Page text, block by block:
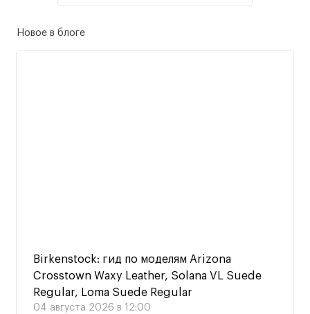
Новое в блоге
Birkenstock: гид по моделям Arizona
Crosstown Waxy Leather, Solana VL Suede
Regular, Loma Suede Regular
04 августа 2026 в 12:00